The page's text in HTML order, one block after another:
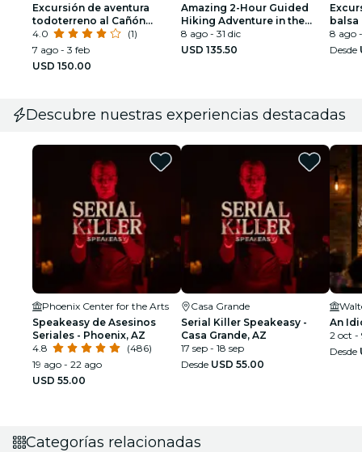
Excursión de aventura
todoterreno al Cañón
Bulldog
4.0
(1)
7 ago - 3 feb
USD 150.00
Amazing 2-Hour Guided
Hiking Adventure in the
Sonoran Desert
8 ago - 31 dic
USD 135.50
balsa
del
8 ago
Desde
Descubre nuestras experiencias destacadas
Phoenix Center for the Arts
Speakeasy de Asesinos
Seriales - Phoenix, AZ
4.8
(486)
19 ago - 22 ago
USD 55.00
Casa Grande
Serial Killer Speakeasy -
Casa Grande, AZ
17 sep - 18 sep
Desde USD 55.00
An
2 oct -
Desde
Categorías relacionadas